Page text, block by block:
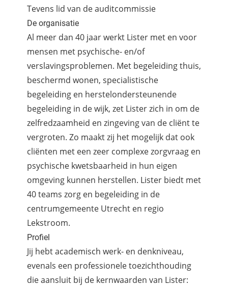
Tevens lid van de auditcommissie
De organisatie
Al meer dan 40 jaar werkt Lister met en voor
mensen met psychische- en/of
verslavingsproblemen. Met begeleiding thuis,
beschermd wonen, specialistische
begeleiding en herstelondersteunende
begeleiding in de wijk, zet Lister zich in om de
zelfredzaamheid en zingeving van de cliënt te
vergroten. Zo maakt zij het mogelijk dat ook
cliënten met een zeer complexe zorgvraag en
psychische kwetsbaarheid in hun eigen
omgeving kunnen herstellen. Lister biedt met
40 teams zorg en begeleiding in de
centrumgemeente Utrecht en regio
Lekstroom.
Profiel
Jij hebt academisch werk- en denkniveau,
evenals een professionele toezichthouding
die aansluit bij de kernwaarden van Lister: